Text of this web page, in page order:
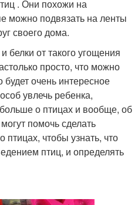
. Они похожи на
можно подвязать на ленты
своего дома.
белки от такого угощения
просто, что можно
будет очень интересное
увлечь ребенка,
о птицах и вообще, об
помочь сделать
птицах, чтобы узнать, что
птиц, и определять